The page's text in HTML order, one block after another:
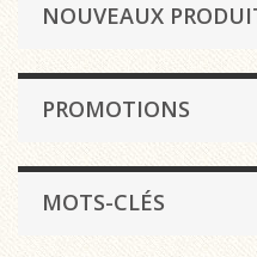
NOUVEAUX
PROMOTIONS
MOTS-CLÉS